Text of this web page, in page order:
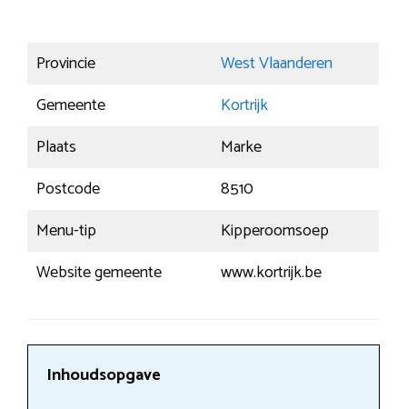
Provincie
West Vlaanderen
Gemeente
Kortrijk
Plaats
Marke
Postcode
8510
Menu-tip
Kipperoomsoep
Website gemeente
www.kortrijk.be
Inhoudsopgave